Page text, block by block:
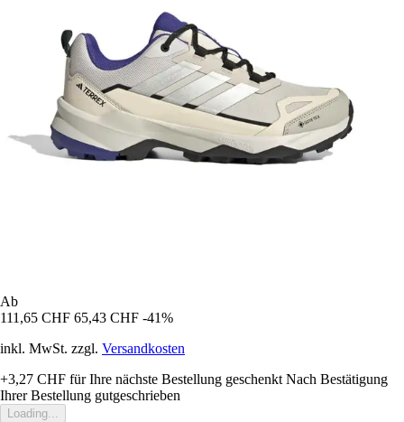
Ab
111,65 CHF 65,43 CHF -41%
inkl. MwSt. zzgl. Versandkosten
+3,27 CHF für Ihre nächste Bestellung geschenkt Nach Bestätigung
Ihrer Bestellung gutgeschrieben
Loading...